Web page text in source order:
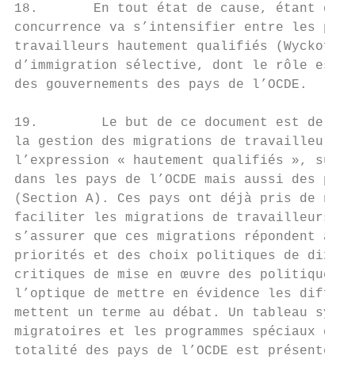
18.       En tout état de cause, étant
concurrence va s’intensifier entre les
travailleurs hautement qualifiés (Wyckoff
d’immigration sélective, dont le rôle est
des gouvernements des pays de l’OCDE.
19.        Le but de ce document est de
la gestion des migrations de travailleurs
l’expression « hautement qualifiés »,
dans les pays de l’OCDE mais aussi des
(Section A). Ces pays ont déjà pris de
faciliter les migrations de travailleurs
s’assurer que ces migrations répondent à
priorités et des choix politiques de dix
critiques de mise en œuvre des politiques
l’optique de mettre en évidence les
mettent un terme au débat. Un tableau
migratoires et les programmes spéciaux
totalité des pays de l’OCDE est présenté